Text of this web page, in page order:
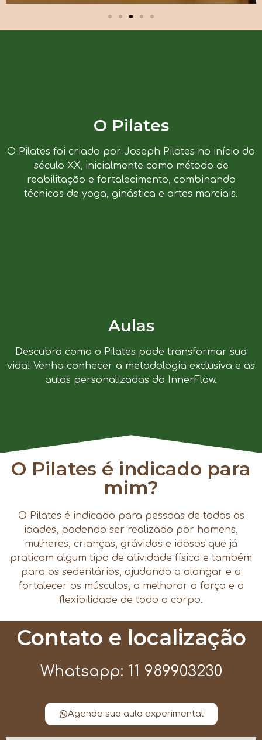
O Pilates
O Pilates foi criado por Joseph Pilates no início do
século XX, inicialmente como método de
reabilitação e fortalecimento, combinando
técnicas de yoga, ginástica e artes marciais.
Aulas
Descubra como o Pilates pode transformar sua
vida! Venha conhecer a metodologia exclusiva e as
aulas personalizadas da InnerFlow.
O Pilates é indicado para
mim?
O Pilates é indicado para pessoas de todas as
idades, podendo ser realizado por homens,
mulheres, crianças, grávidas e idosos que já
praticam algum tipo de atividade física e também
para os sedentários, ajudando a alongar e a
fortalecer os músculos, a melhorar a força e a
flexibilidade de todo o corpo.
Contato e localização
Whatsapp: 11 989903230
Agende sua aula experimental